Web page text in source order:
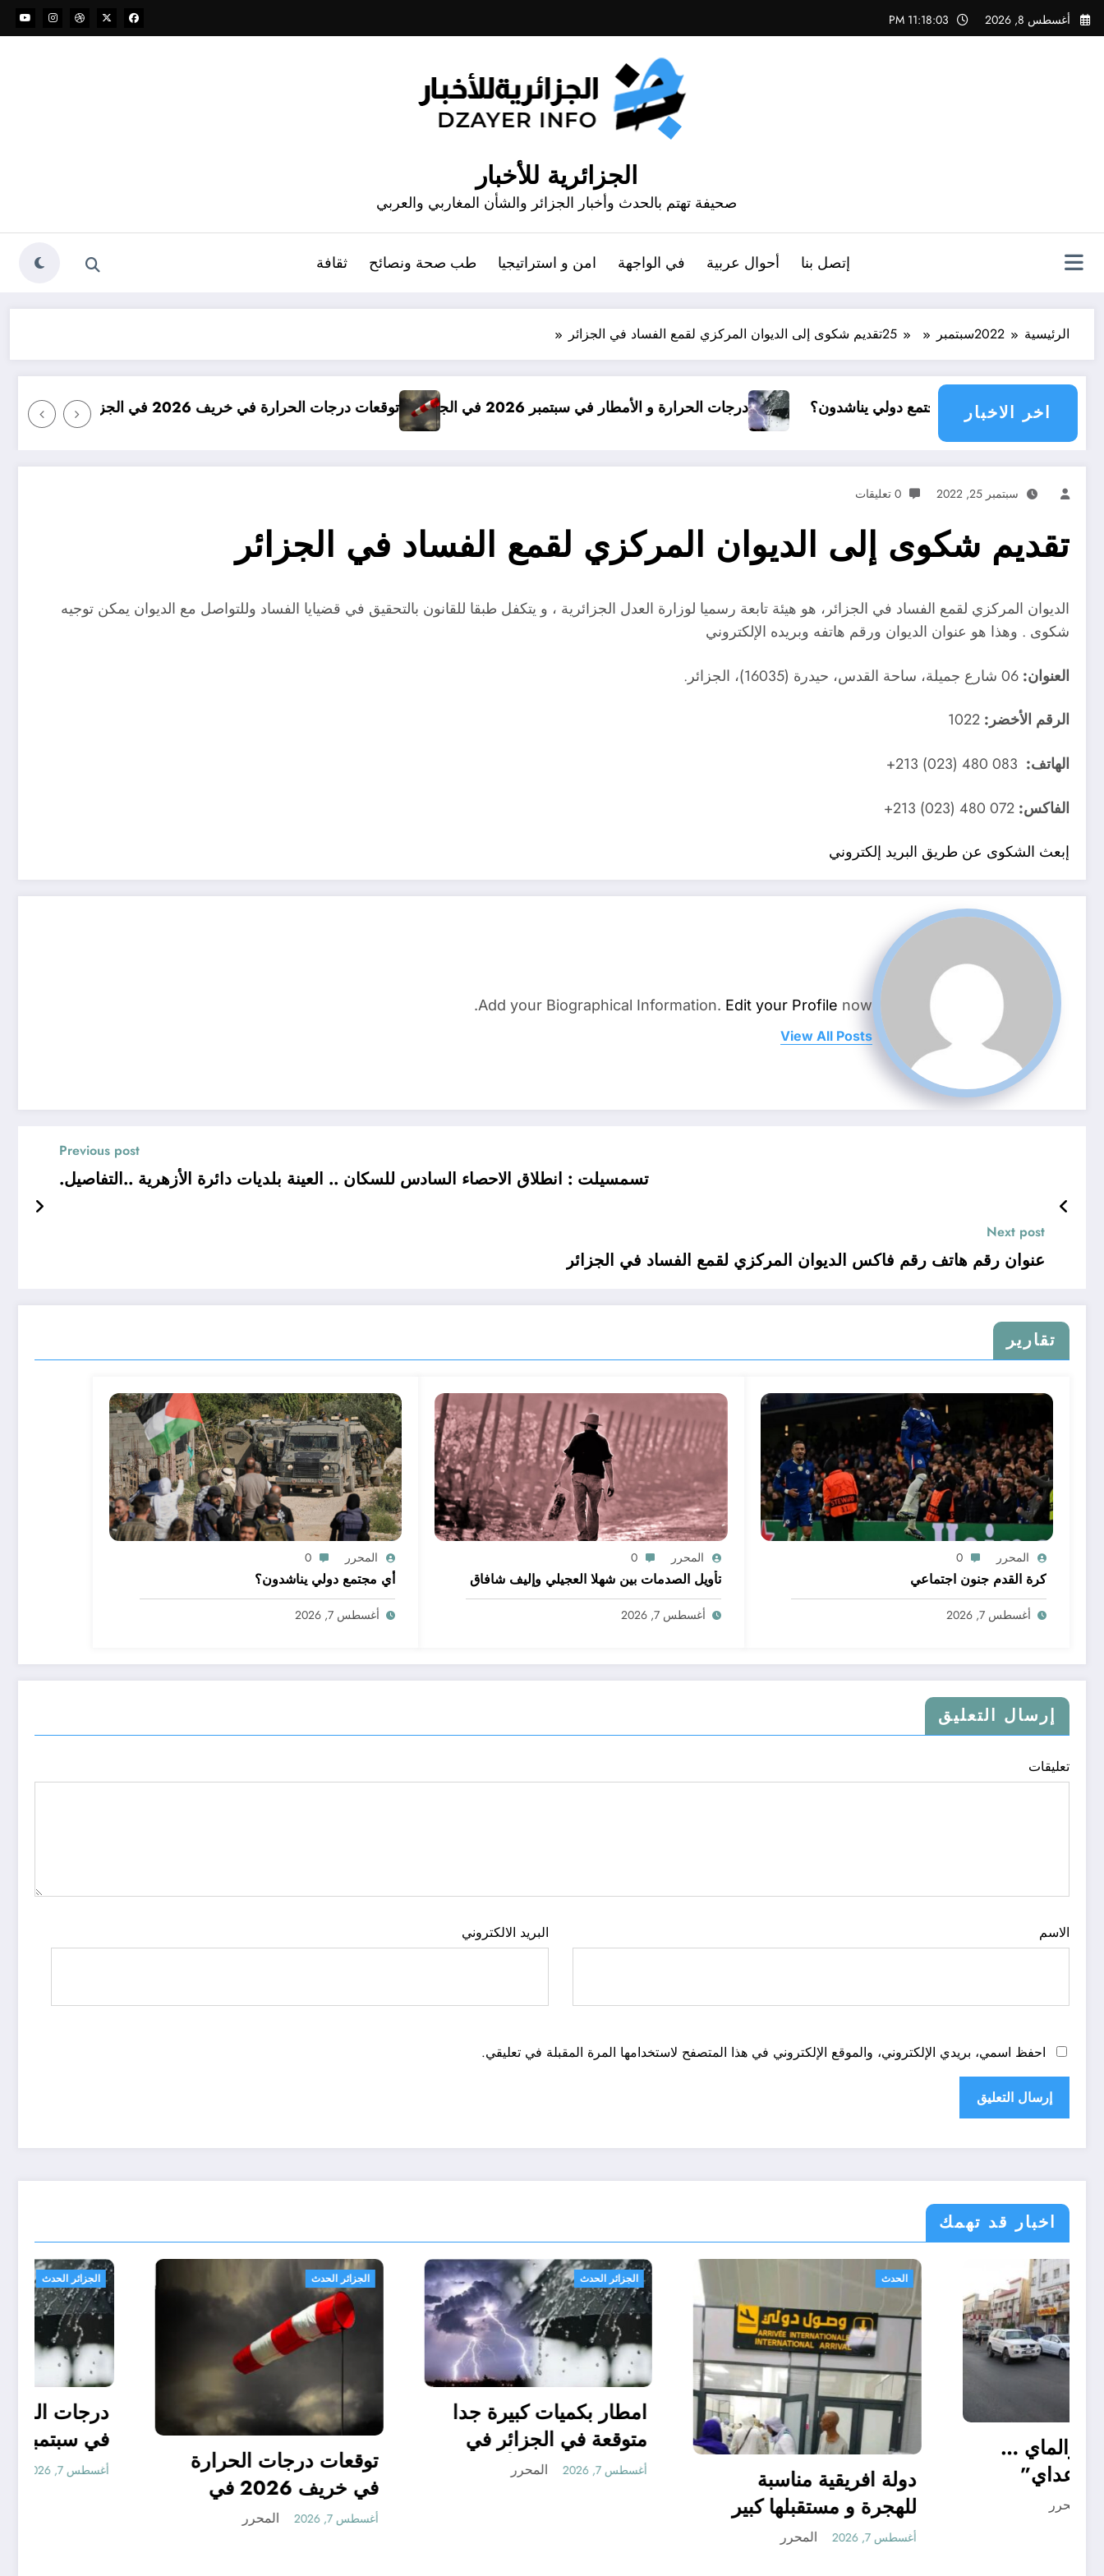
التجاوز
إلى
أغسطس 8, 2026 11:18:04 PM
الجزائرية للأخبار
صحيفة تهتم بالحدث وأخبار الجزائر والشأن المغاربي والعربي
إتصل بنا أحوال عربية في الواجهة امن و استراتيجيا طب صحة ونصائح ثقافة
الرئيسية 2022سبتمبر 25تقديم شكوى إلى الديوان المركزي لقمع الفساد في الجزائر
اخر الاخبار
أي مجتمع دولي يناشدون؟ درجات الحرارة و الأمطار في سبتمبر 2026 في الجزائر توقعات درجات الحرارة في خريف 2026 في الجزائر امطار بكميات كبيرة جدا
سبتمبر 25, 2022 0 تعليقات
تقديم شكوى إلى الديوان المركزي لقمع الفساد في الجزائر
الديوان المركزي لقمع الفساد في الجزائر، هو هيئة تابعة رسميا لوزارة العدل الجزائرية ، و يتكفل طبقا للقانون بالتحقيق في قضيايا الفساد وللتواصل مع الديوان يمكن توجيه
شكوى . وهذا هو عنوان الديوان ورقم هاتفه وبريده الإلكتروني
العنوان:
الرقم الأخضر:
الهاتف:
الفاكس:
إبعث الشكوى عن طريق البريد إلكتروني
Add your Biographical Information. Edit your Profile now.
View All Posts
Previous post
تسمسيلت : انطلاق الاحصاء السادس للسكان .. العينة بلديات دائرة الأزهرية ..التفاصيل.
Next post
عنوان رقم هاتف رقم فاكس الديوان المركزي لقمع الفساد في الجزائر
تقارير
المحرر 0
كرة القدم جنون اجتماعي
أغسطس 7, 2026
المحرر 0
تأويل الصدمات بين شهلا العجيلي وإليف شافاق
أغسطس 7, 2026
المحرر 0
أي مجتمع دولي يناشدون؟
أغسطس 7, 2026
إرسال التعليق
تعليقات
الاسم البريد الالكتروني
احفظ اسمي، بريدي الإلكتروني، والموقع الإلكتروني في هذا المتصفح لاستخدامها المرة المقبلة في تعليقي.
اخبار قد تهمك
توقعات درجات الحرارة
الجزائر
أغسطس 7, 2026
الجزائر الحدث
امطار بكميات كبيرة جدا
متوقعة في الجزائر في
شهري سبتمبر و أكتوبر ..
توقعات مناخ خريف 2026
أغسطس 7, 2026
دولة افريقية مناسبة
للهجرة و مستقبلها كبير
أغسطس 7, 2026
أحوال عربية
“منريد الخبز والماي …
بس سالم ابو عداي”
أغسطس 7, 2026